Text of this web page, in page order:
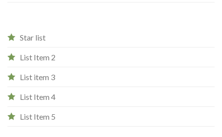
Star list
List Item 2
List item 3
List Item 4
List Item 5